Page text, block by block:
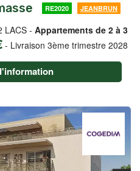
RE2020 JEANBRUN
LACS - Appartements de 2 à 3
- Livraison 3ème trimestre 2028